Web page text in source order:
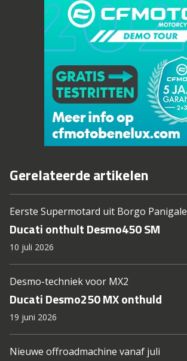
Gerelateerde artikelen
Eerste Supermotard uit Borgo Panigale
Ducati onthult Desmo450 SM
10 juli 2026
Desmo-techniek voor MX2
Ducati Desmo250 MX onthuld
19 juni 2026
Nieuwe offroadmachine vanaf juli